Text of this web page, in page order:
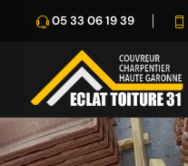
05 33 06 19 39